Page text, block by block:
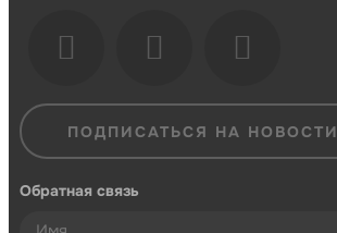
ПОДПИСАТЬСЯ НА НОВОСТИ
Обратная связь